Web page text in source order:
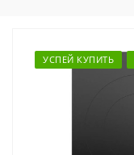
УСПЕЙ КУПИТЬ